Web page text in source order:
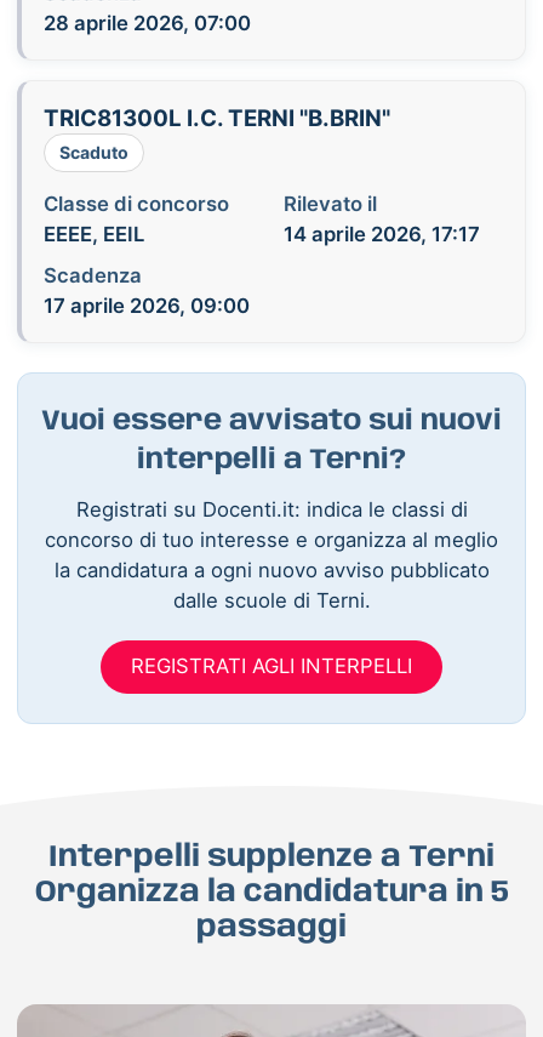
28 aprile 2026, 07:00
TRIC81300L I.C. TERNI "B.BRIN"
Scaduto
Classe di concorso
EEEE, EEIL
Rilevato il
14 aprile 2026, 17:17
Scadenza
17 aprile 2026, 09:00
Vuoi essere avvisato sui nuovi
interpelli a Terni?
Registrati su Docenti.it: indica le classi di
concorso di tuo interesse e organizza al meglio
la candidatura a ogni nuovo avviso pubblicato
dalle scuole di Terni.
REGISTRATI AGLI INTERPELLI
Interpelli supplenze a Terni
Organizza la candidatura in 5
passaggi